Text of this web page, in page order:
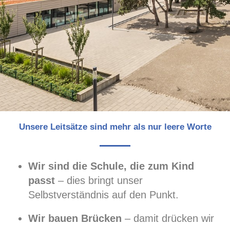
Unsere Leitsätze sind mehr als nur leere Worte
Wir sind die Schule, die zum Kind
passt – dies bringt unser
Selbstverständnis auf den Punkt.
Wir bauen Brücken – damit drücken wir